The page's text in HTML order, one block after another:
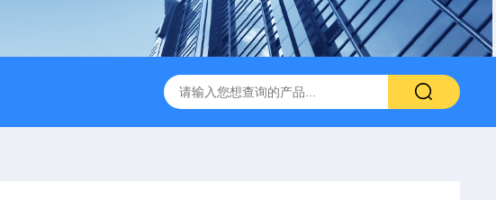
皮细胞（SV-HUC-1） vero细胞vero细胞 大鼠肠微血管内皮细胞